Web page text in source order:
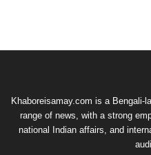
Khaboreisamay.com is a Bengali-
range of news, with a strong
national Indian affairs, and